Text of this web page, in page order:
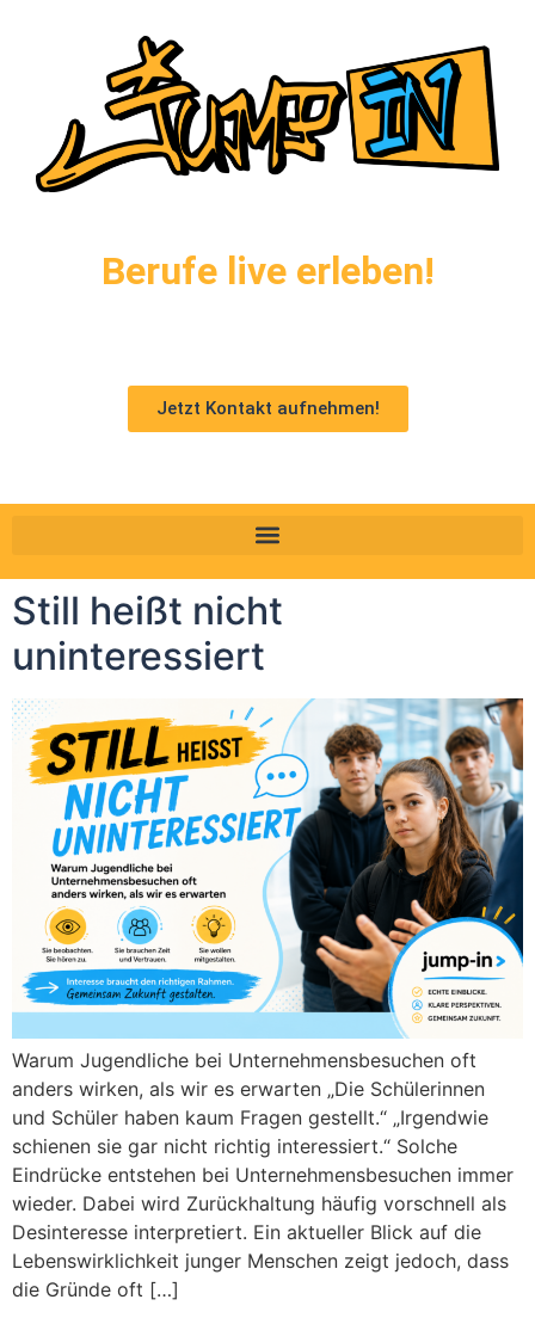
Berufe live erleben!
Jetzt Kontakt aufnehmen!
Still heißt nicht
uninteressiert
Warum Jugendliche bei Unternehmensbesuchen oft
anders wirken, als wir es erwarten „Die Schülerinnen
und Schüler haben kaum Fragen gestellt.“ „Irgendwie
schienen sie gar nicht richtig interessiert.“ Solche
Eindrücke entstehen bei Unternehmensbesuchen immer
wieder. Dabei wird Zurückhaltung häufig vorschnell als
Desinteresse interpretiert. Ein aktueller Blick auf die
Lebenswirklichkeit junger Menschen zeigt jedoch, dass
die Gründe oft […]